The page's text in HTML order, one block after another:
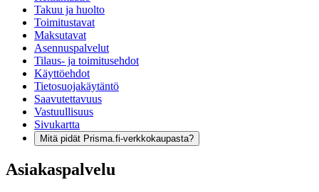
Takuu ja huolto
Toimitustavat
Maksutavat
Asennuspalvelut
Tilaus- ja toimitusehdot
Käyttöehdot
Tietosuojakäytäntö
Saavutettavuus
Vastuullisuus
Sivukartta
Mitä pidät Prisma.fi-verkkokaupasta?
Asiakaspalvelu